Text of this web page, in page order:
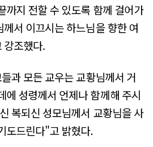
까지 전할 수 있도록 함께 걸어가
서 이끄시는 하느님을 향한 여
강조했다.
과 모든 교우는 교황님께서 거
에 성령께서 언제나 함께해 주시
복되신 성모님께서 교황님을 사
도드린다"고 밝혔다.